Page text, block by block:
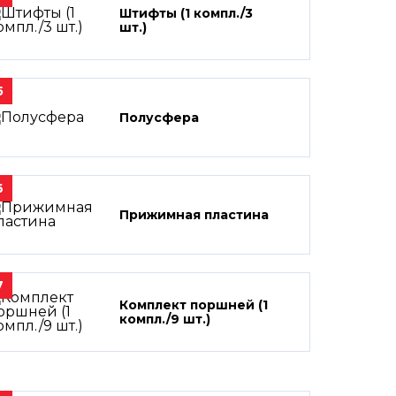
Штифты (1 компл./3
шт.)
Полусфера
Прижимная пластина
Комплект поршней (1
компл./9 шт.)